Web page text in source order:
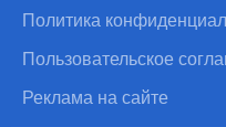
Политика
Пользовательское
Реклама на сайте